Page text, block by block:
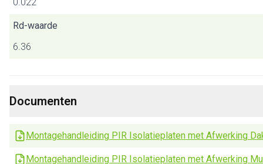
Rd-waarde
6.36
Documenten
Montagehandleiding PIR Isolatieplaten met Afwerking
Montagehandleiding PIR Isolatieplaten met Afwerking